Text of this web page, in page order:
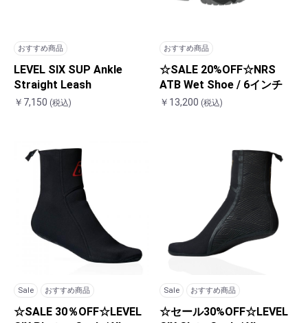
おすすめ商品
LEVEL SIX SUP Ankle
Straight Leash
￥7,150 (税込)
おすすめ商品
☆SALE 20%OFF☆NRS
ATB Wet Shoe / 6インチ
￥13,200 (税込)
Sale おすすめ商品
☆SALE 30％OFF☆LEVEL
Sale おすすめ商品
☆セール30%OFF☆LEVEL